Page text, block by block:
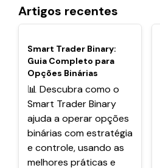
Artigos recentes
POPULARES
Smart Trader Binary:
Guia Completo para
Opções Binárias
📊 Descubra como o
Smart Trader Binary
ajuda a operar opções
binárias com estratégia
e controle, usando as
melhores práticas e